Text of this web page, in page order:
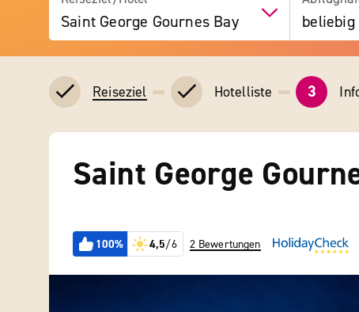
Saint George Gournes Bay beliebig
Reiseziel Hotelliste 3
Saint George
100% 4,5/6 2 Bewertungen